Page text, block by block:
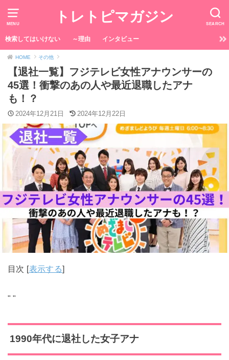
MENU SEARCH
トレトピマガジン
検索してはいけない ～理由 インタビュー
HOME その他
【退社一覧】フジテレビ女性アナウンサーの
45選！衝撃のあの人や最近退職したアナ
も！？
2024年12月21日 2024年12月22日
目次 [表示する]
" "
1990年代に退社した女子アナ